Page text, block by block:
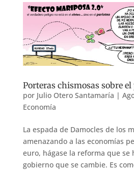
Porteras chismosas sobre el
por Julio Otero Santamaría |
Economía
La espada de Damocles de los
amenazando a las economías
euro, hágase la reforma que se
gobierno que se cambie. Es